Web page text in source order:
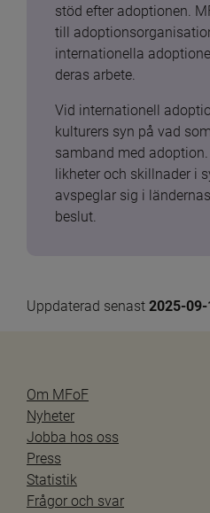
stöd efter adoptionen.
till
internationella
deras arbete.
Vid internationell
kulturers syn på vad
samband med
likheter och skillnader i
avspeglar sig i
beslut.
Uppdaterad senast 2025-09-
Om MFoF
Nyheter
Jobba hos oss
Press
Statistik
Frågor och svar